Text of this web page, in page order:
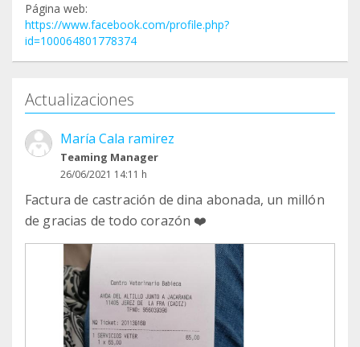
Página web:
https://www.facebook.com/profile.php?
id=100064801778374
Actualizaciones
María Cala ramirez
Teaming Manager
26/06/2021 14:11 h
Factura de castración de dina abonada, un millón
de gracias de todo corazón ❤️